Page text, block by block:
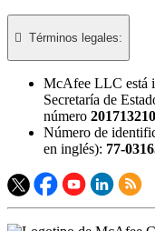
 Términos legales:​
McAfee LLC está
Secretaría de
número
Número de
en inglés): 77-